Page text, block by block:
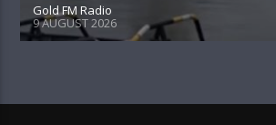
Gold FM Radio
9 AUGUST 2026